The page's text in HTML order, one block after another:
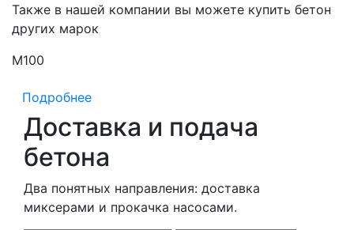
Также в нашей компании вы можете купить бетон
других марок
М100
Подробнее
Доставка и подача
бетона
Два понятных направления: доставка
миксерами и прокачка насосами.